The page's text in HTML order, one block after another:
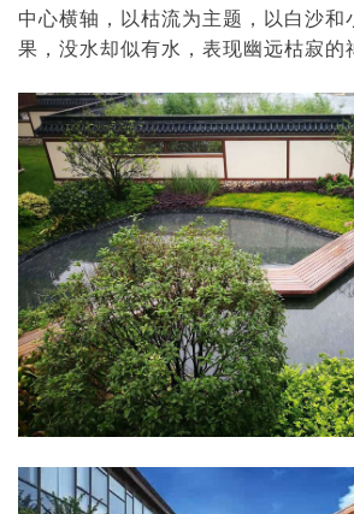
中心横轴，以枯流为主题，以白沙和
果，没水却似有水，表现幽远枯寂的